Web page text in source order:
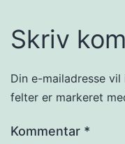
Skriv
Din e-mailadresse
felter er markeret
Kommentar *